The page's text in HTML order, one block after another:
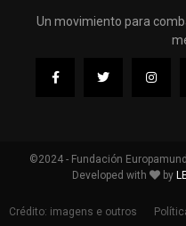
Un movimiento para
©2024 - Fundación
Developed with
by
Crédito: imagens e outros